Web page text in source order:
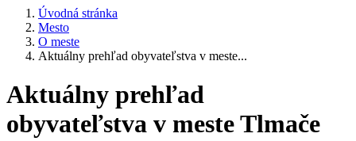
Úvodná stránka
Mesto
O meste
Aktuálny prehľad obyvateľstva v meste...
Aktuálny prehľad
obyvateľstva v meste Tlmače